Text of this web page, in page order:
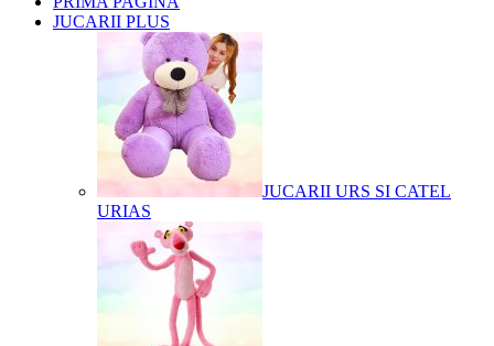
JUCARII PLUS
JUCARII URS SI CATEL
URIAS